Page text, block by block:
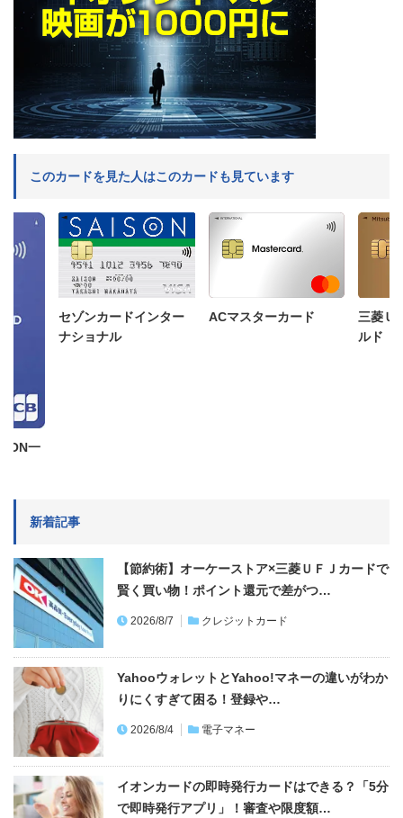
このカードを見た人はこのカードも見ています
一
セゾンカードインター
ナショナル
ACマスターカード
三菱Ｕ
ルド
新着記事
【節約術】オーケーストア×三菱ＵＦＪカードで
賢く買い物！ポイント還元で差がつ…
2026/8/7 クレジットカード
YahooウォレットとYahoo!マネーの違いがわか
りにくすぎて困る！登録や…
2026/8/4 電子マネー
イオンカードの即時発行カードはできる？「5分
で即時発行アプリ」！審査や限度額…